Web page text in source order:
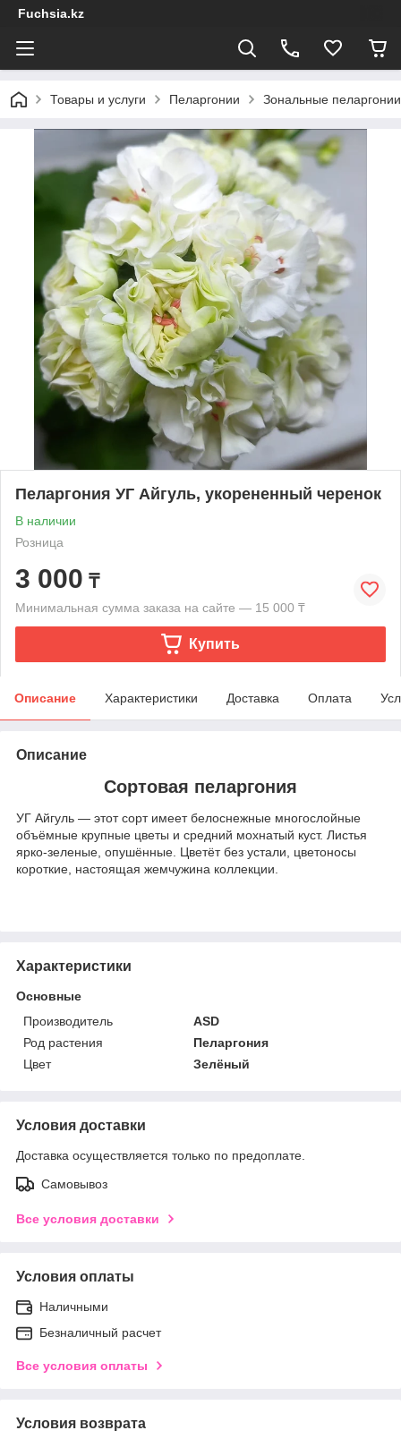
Fuchsia.kz
Товары и услуги Пеларгонии Зональные пеларгонии
Пеларгония УГ Айгуль, укорененный черенок
В наличии
Розница
3 000 ₸
Минимальная сумма заказа на сайте — 15 000 ₸
Купить
Описание Характеристики Доставка Оплата
Описание
Сортовая пеларгония
УГ Айгуль — этот сорт имеет белоснежные многослойные
объёмные крупные цветы и средний мохнатый куст. Листья
ярко-зеленые, опушённые. Цветёт без устали, цветоносы
короткие, настоящая жемчужина коллекции.
Характеристики
Основные
Производитель
ASD
Род растения
Пеларгония
Цвет
Зелёный
Условия доставки
Доставка осуществляется только по предоплате.
Самовывоз
Все условия доставки
Условия оплаты
Наличными
Безналичный расчет
Все условия оплаты
Условия возврата